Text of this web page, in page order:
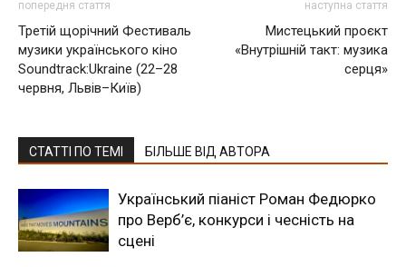
попередня стаття
Третій щорічний Фестиваль
музики українського кіно
Soundtrack:Ukraine (22–28
червня, Львів–Київ)
наступна стаття
Мистецький проєкт
«Внутрішній такт: музика
серця»
СТАТТІ ПО ТЕМІ БІЛЬШЕ ВІД АВТОРА
Український піаніст Роман Федюрко
про Верб’є, конкурси і чесність на
сцені